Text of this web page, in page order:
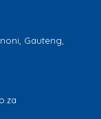
Gauteng,